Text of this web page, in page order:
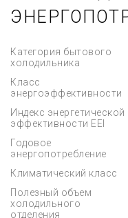
Категория бытового
холодильника
Класс
энергоэффективности
Индекс энергетической
эффективности EEI
Годовое
энергопотребление
Климатический класс
Полезный объем
холодильного
отделения